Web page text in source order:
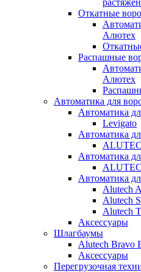
Откатные
Алютех
Распашные
Алютех
Автоматика для
Автоматика
Levigato
Автоматика
Автоматика
Автоматика
Alutech
Alutech
Alutech
Аксессуары
Шлагбаумы
Alutech Bravo
Аксессуары
Перегрузочная